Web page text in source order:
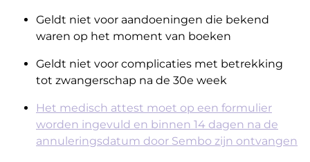
Geldt niet voor aandoeningen die bekend
waren op het moment van boeken
Geldt niet voor complicaties met betrekking
tot zwangerschap na de 30e week
Het medisch attest moet op een formulier
worden ingevuld en binnen 14 dagen na de
annuleringsdatum door Sembo zijn ontvangen